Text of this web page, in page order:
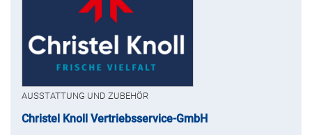
AUSSTATTUNG UND ZUBEHÖR
Christel Knoll Vertriebsservice-GmbH